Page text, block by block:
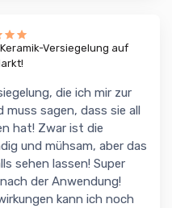
Versiegelung auf
die ich mir zur
sagen, dass sie all
hat! Zwar ist die
und mühsam, aber das
sehen lassen! Super
der Anwendung!
kann ich noch